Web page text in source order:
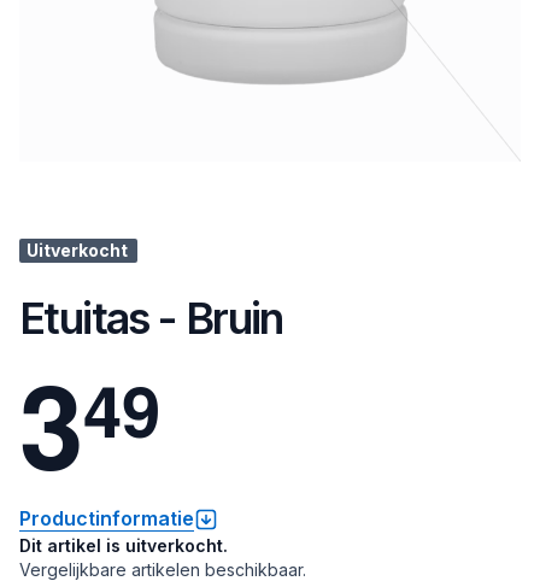
Uitverkocht
Etuitas - Bruin
349
Productinformatie
Dit artikel is uitverkocht.
Vergelijkbare artikelen beschikbaar.